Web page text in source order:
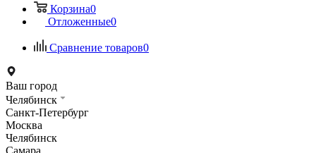
Корзина0
Отложенные0
Сравнение товаров0
Ваш город
Челябинск
Санкт-Петербург
Москва
Челябинск
Самара